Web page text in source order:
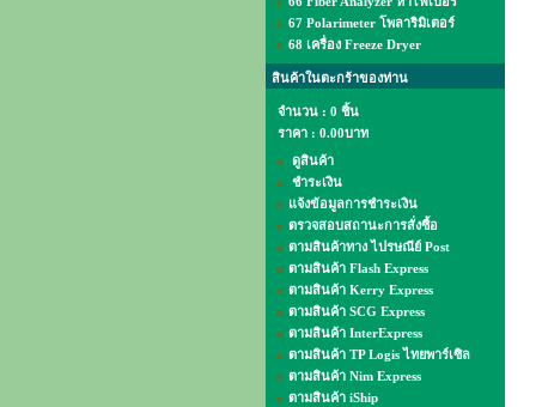
67 Polarimeter โพลาริมิเตอร์
68 เครื่อง Freeze Dryer
สินค้าในตะกร้าของท่าน
จำนวน : 0 ชิ้น
ราคา : 0.00บาท
ดูสินค้า
ชำระเงิน
แจ้งข้อมูลการชำระเงิน
ตรวจสอบสถานะการสั่งซื้อ
ตามสินค้าทาง ไปรษณีย์ Post
ตามสินค้า Flash Express
ตามสินค้า Kerry Express
ตามสินค้า SCG Express
ตามสินค้า InterExpress
ตามสินค้า TP Logis ไทยพาร์เซิล
ตามสินค้า Nim Express
ตามสินค้า iShip